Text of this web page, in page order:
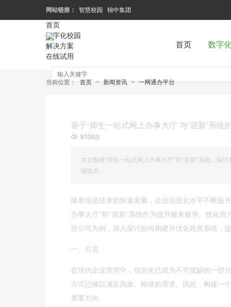
网站链接： 智慧校园 锦中集团
首页 数字
首页
数字化校园
解决方案
在线试用
当前位置： 首页 > 新闻资讯 > 一网通办平台
基于‘师生一站式网上办事大厅’与‘迎新’系统
9709次
本文围绕“师生一站式网上办事大厅”和“迎新”系统，探
键技术。
随着信息技术的快速发展，企业信息化水平不断提
办事大厅”和“迎新”系统作为提升服务效率、优化
技公司为例，深入探讨如何构建并优化此类系统，
一、引言
在现代企业管理中，信息化已成为不可或缺的一部
方式已难以满足高效、精准的需求。因此，构建一
重要方向。